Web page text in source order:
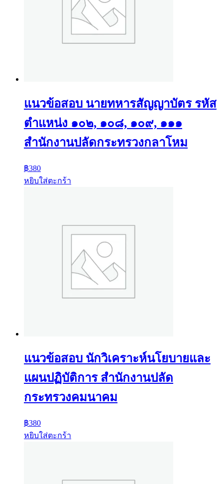
แนวข้อสอบ นายทหารสัญญาบัตร รหัส
ตำแหน่ง ๑๐๒, ๑๐๘, ๑๐๙, ๑๑๑
สำนักงานปลัดกระทรวงกลาโหม
฿380
หยิบใส่ตะกร้า
แนวข้อสอบ นักวิเคราะห์นโยบายและ
แผนปฏิบัติการ สำนักงานปลัด
กระทรวงคมนาคม
฿380
หยิบใส่ตะกร้า